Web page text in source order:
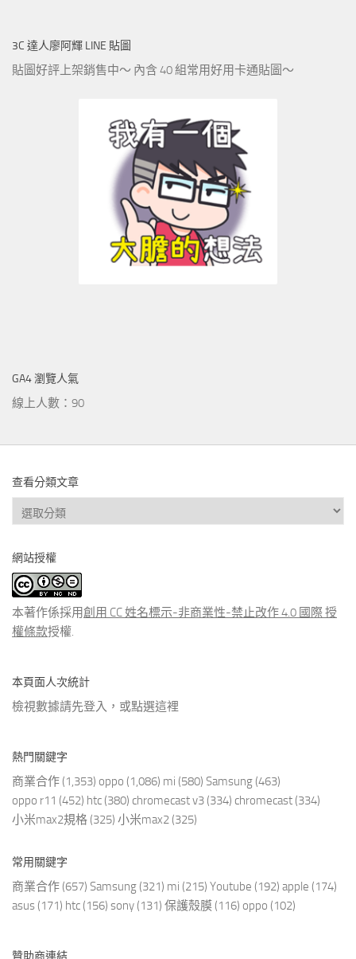
3C 達人廖阿輝 LINE 貼圖
貼圖好評上架銷售中～ 內含 40 組常用好用卡通貼圖～
GA4 瀏覽人氣
線上人數：90
查看分類文章
查
看
類
文
章
網站授權
本著作係採用創用 CC 姓名標示-非商業性-禁止改作 4.0 國際 授
權條款授權.
本頁面人次統計
檢視數據請先登入，或點選這裡
熱門關鍵字
商業合作 (1,353) oppo (1,086) mi (580) Samsung (463)
oppo r11 (452) htc (380) chromecast v3 (334) chromecast (334)
小米max2規格 (325) 小米max2 (325)
常用關鍵字
商業合作 (657) Samsung (321) mi (215) Youtube (192) apple (174)
asus (171) htc (156) sony (131) 保護殼膜 (116) oppo (102)
贊助商連結